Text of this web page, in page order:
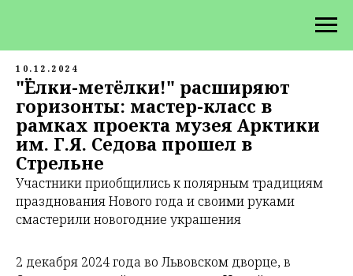
10.12.2024
"Ёлки-метёлки!" расширяют
горизонты: мастер-класс в
рамках проекта музея Арктики
им. Г.Я. Седова прошел в
Стрельне
Участники приобщились к полярным традициям
празднования Нового года и своими руками
смастерили новогодние украшения
2 декабря 2024 года во Львовском дворце, в